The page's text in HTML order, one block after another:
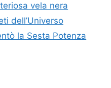
vela nera
dell’Universo
la Sesta Potenza